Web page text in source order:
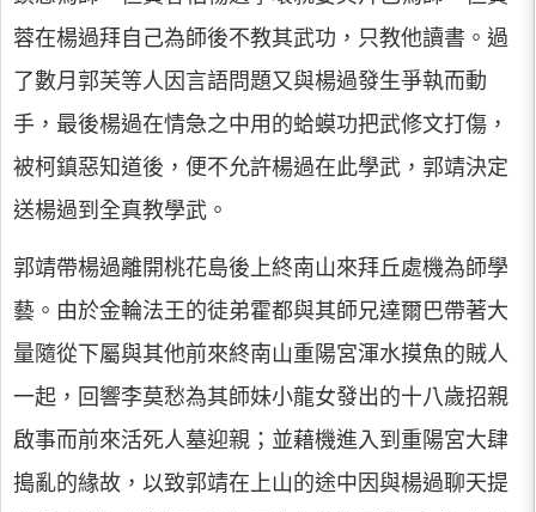
蓉在楊過拜自己為師後不教其武功，只教他讀書。過
了數月郭芙等人因言語問題又與楊過發生爭執而動
手，最後楊過在情急之中用的蛤蟆功把武修文打傷，
被柯鎮惡知道後，便不允許楊過在此學武，郭靖決定
送楊過到全真教學武。
郭靖帶楊過離開桃花島後上終南山來拜丘處機為師學
藝。由於金輪法王的徒弟霍都與其師兄達爾巴帶著大
量隨從下屬與其他前來終南山重陽宮渾水摸魚的賊人
一起，回響李莫愁為其師妹小龍女發出的十八歲招親
啟事而前來活死人墓迎親；並藉機進入到重陽宮大肆
搗亂的緣故，以致郭靖在上山的途中因與楊過聊天提